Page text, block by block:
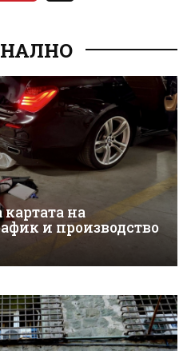
на
и производство